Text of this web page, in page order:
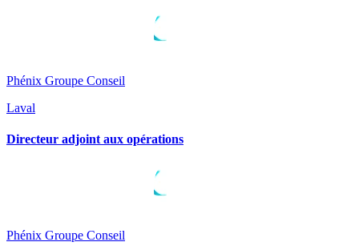
Phénix Groupe Conseil
Laval
Directeur adjoint aux opérations
Phénix Groupe Conseil